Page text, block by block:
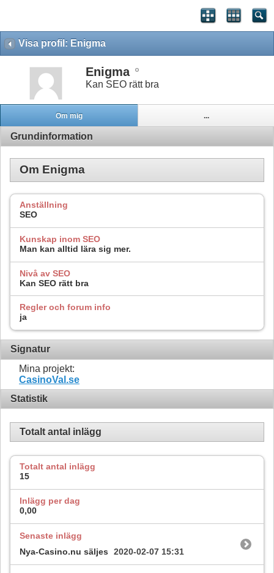
Visa profil: Enigma
Enigma
Kan SEO rätt bra
Om mig ...
Grundinformation
Om Enigma
Anställning
SEO
Kunskap inom SEO
Man kan alltid lära sig mer.
Nivå av SEO
Kan SEO rätt bra
Regler och forum info
ja
Signatur
Mina projekt:
CasinoVal.se
Statistik
Totalt antal inlägg
Totalt antal inlägg
15
Inlägg per dag
0,00
Senaste inlägg
Nya-Casino.nu säljes
2020-02-07 15:31